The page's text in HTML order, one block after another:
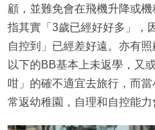
顧，並難免會在飛機升降或
指其實「3歲已經好好多」，
自控到」已經差好遠。亦有
以下的BB基本上未返學，又
咁」的確不適宜去旅行，而
常返幼稚園，自理和自控能力